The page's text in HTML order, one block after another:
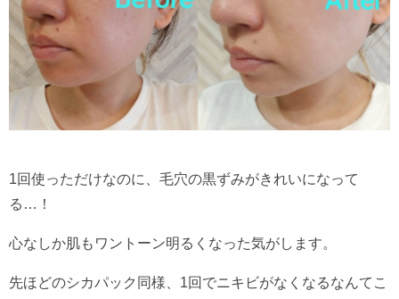
1回使っただけなのに、毛穴の黒ずみがきれいになって
る…！
心なしか肌もワントーン明るくなった気がします。
先ほどのシカパック同様、1回でニキビがなくなるなんてこ